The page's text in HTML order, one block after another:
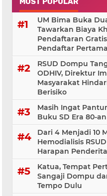
UM Bima Buka
Tawarkan Biaya
Pendaftaran
Pendaftar Pertama
RSUD Dompu
ODHIV, Direktur
Masyarakat
Berisiko
Masih Ingat
Buku SD Era 80-
Dari 4 Menjadi 10
Hemodialisis
Harapan
Katua, Tempat
Sangaji Dompu
Tempo Dulu